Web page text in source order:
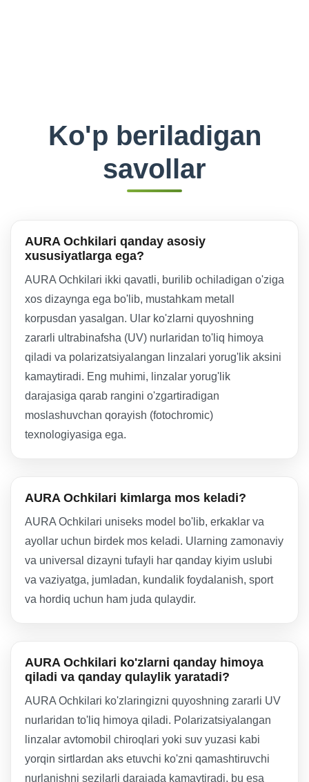
Ko'p beriladigan
savollar
AURA Ochkilari qanday asosiy
xususiyatlarga ega?
AURA Ochkilari ikki qavatli, burilib ochiladigan o'ziga
xos dizaynga ega bo'lib, mustahkam metall
korpusdan yasalgan. Ular ko'zlarni quyoshning
zararli ultrabinafsha (UV) nurlaridan to'liq himoya
qiladi va polarizatsiyalangan linzalari yorug'lik aksini
kamaytiradi. Eng muhimi, linzalar yorug'lik
darajasiga qarab rangini o'zgartiradigan
moslashuvchan qorayish (fotochromic)
texnologiyasiga ega.
AURA Ochkilari kimlarga mos keladi?
AURA Ochkilari uniseks model bo'lib, erkaklar va
ayollar uchun birdek mos keladi. Ularning zamonaviy
va universal dizayni tufayli har qanday kiyim uslubi
va vaziyatga, jumladan, kundalik foydalanish, sport
va hordiq uchun ham juda qulaydir.
AURA Ochkilari ko'zlarni qanday himoya
qiladi va qanday qulaylik yaratadi?
AURA Ochkilari ko'zlaringizni quyoshning zararli UV
nurlaridan to'liq himoya qiladi. Polarizatsiyalangan
linzalar avtomobil chiroqlari yoki suv yuzasi kabi
yorqin sirtlardan aks etuvchi ko'zni qamashtiruvchi
nurlanishni sezilarli darajada kamaytiradi, bu esa